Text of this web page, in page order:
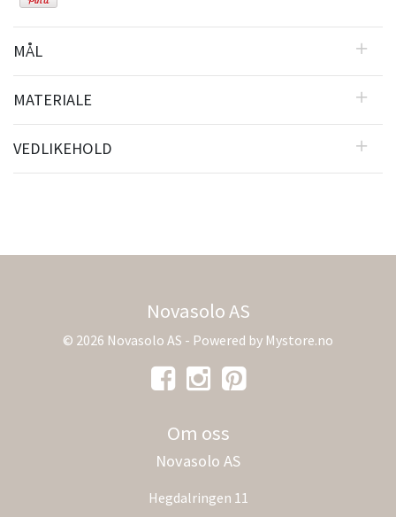
MÅL
MATERIALE
VEDLIKEHOLD
Novasolo AS
© 2026 Novasolo AS - Powered by Mystore.no
Om oss
Novasolo AS
Hegdalringen 11